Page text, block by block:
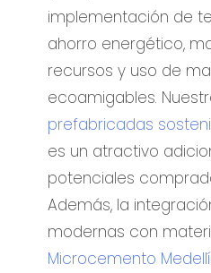
implementación de
ahorro energético,
recursos y uso de
ecoamigables.
prefabricadas
es un atractivo
potenciales
Además, la
modernas con
Microcemento